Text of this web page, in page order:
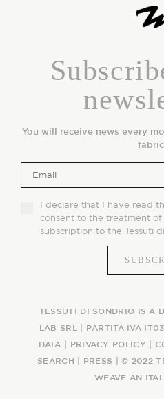
You will receive news every
I declare that I have read
consent to the treatment
subscription to the Tessuti
TESSUTI DI SONDRIO IS A
LAB SRL | PARTITA IVA
DATA
PRIVACY POLICY
SEARCH
PRESS | © 2022
WEAVE AN